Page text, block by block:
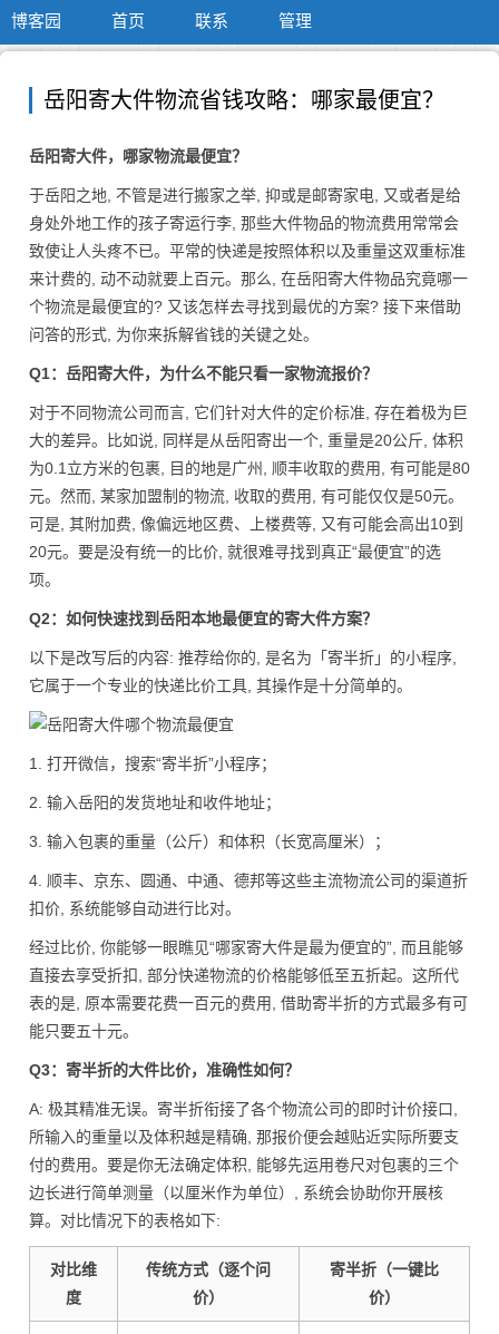
博客园 首页 联系 管理
岳阳寄大件物流省钱攻略：哪家最便宜？
岳阳寄大件，哪家物流最便宜？
于岳阳之地, 不管是进行搬家之举, 抑或是邮寄家电, 又或者是给
身处外地工作的孩子寄运行李, 那些大件物品的物流费用常常会
致使让人头疼不已。平常的快递是按照体积以及重量这双重标准
来计费的, 动不动就要上百元。那么, 在岳阳寄大件物品究竟哪一
个物流是最便宜的? 又该怎样去寻找到最优的方案? 接下来借助
问答的形式, 为你来拆解省钱的关键之处。
Q1：岳阳寄大件，为什么不能只看一家物流报价？
对于不同物流公司而言, 它们针对大件的定价标准, 存在着极为巨
大的差异。比如说, 同样是从岳阳寄出一个, 重量是20公斤, 体积
为0.1立方米的包裹, 目的地是广州, 顺丰收取的费用, 有可能是80
元。然而, 某家加盟制的物流, 收取的费用, 有可能仅仅是50元。
可是, 其附加费, 像偏远地区费、上楼费等, 又有可能会高出10到
20元。要是没有统一的比价, 就很难寻找到真正“最便宜”的选
项。
Q2：如何快速找到岳阳本地最便宜的寄大件方案？
以下是改写后的内容: 推荐给你的, 是名为「寄半折」的小程序,
它属于一个专业的快递比价工具, 其操作是十分简单的。
1. 打开微信，搜索“寄半折”小程序；
2. 输入岳阳的发货地址和收件地址；
3. 输入包裹的重量（公斤）和体积（长宽高厘米）；
4. 顺丰、京东、圆通、中通、德邦等这些主流物流公司的渠道折
扣价, 系统能够自动进行比对。
经过比价, 你能够一眼瞧见“哪家寄大件是最为便宜的”, 而且能够
直接去享受折扣, 部分快递物流的价格能够低至五折起。这所代
表的是, 原本需要花费一百元的费用, 借助寄半折的方式最多有可
能只要五十元。
Q3：寄半折的大件比价，准确性如何？
A: 极其精准无误。寄半折衔接了各个物流公司的即时计价接口,
所输入的重量以及体积越是精确, 那报价便会越贴近实际所要支
付的费用。要是你无法确定体积, 能够先运用卷尺对包裹的三个
边长进行简单测量（以厘米作为单位）, 系统会协助你开展核
算。对比情况下的表格如下:
对比维
度
传统方式（逐个问
价）
寄半折（一键比
价）